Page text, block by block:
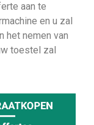
aan te
en u zal
het nemen van
toestel zal